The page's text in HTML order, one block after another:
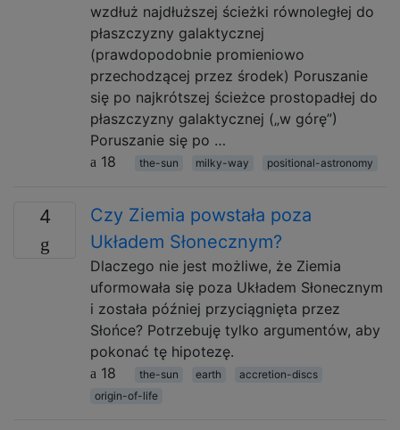
wzdłuż najdłuższej ścieżki równoległej do
płaszczyzny galaktycznej
(prawdopodobnie promieniowo
przechodzącej przez środek) Poruszanie
się po najkrótszej ścieżce prostopadłej do
płaszczyzny galaktycznej („w górę”)
Poruszanie się po …
18
the-sun milky-way positional-astronomy
4
Czy Ziemia powstała poza
Układem Słonecznym?
Dlaczego nie jest możliwe, że Ziemia
uformowała się poza Układem Słonecznym
i została później przyciągnięta przez
Słońce? Potrzebuję tylko argumentów, aby
pokonać tę hipotezę.
18
the-sun earth
accretion-discs
origin-of-life